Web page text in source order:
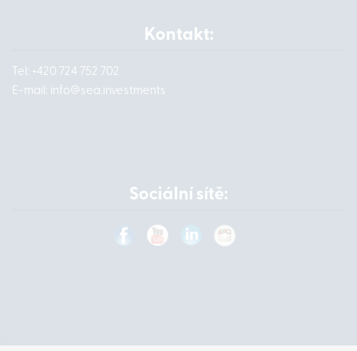
Kontakt:
Tel: +420 724 752 702
E-mail: info@sea.investments
Sociální sítě: